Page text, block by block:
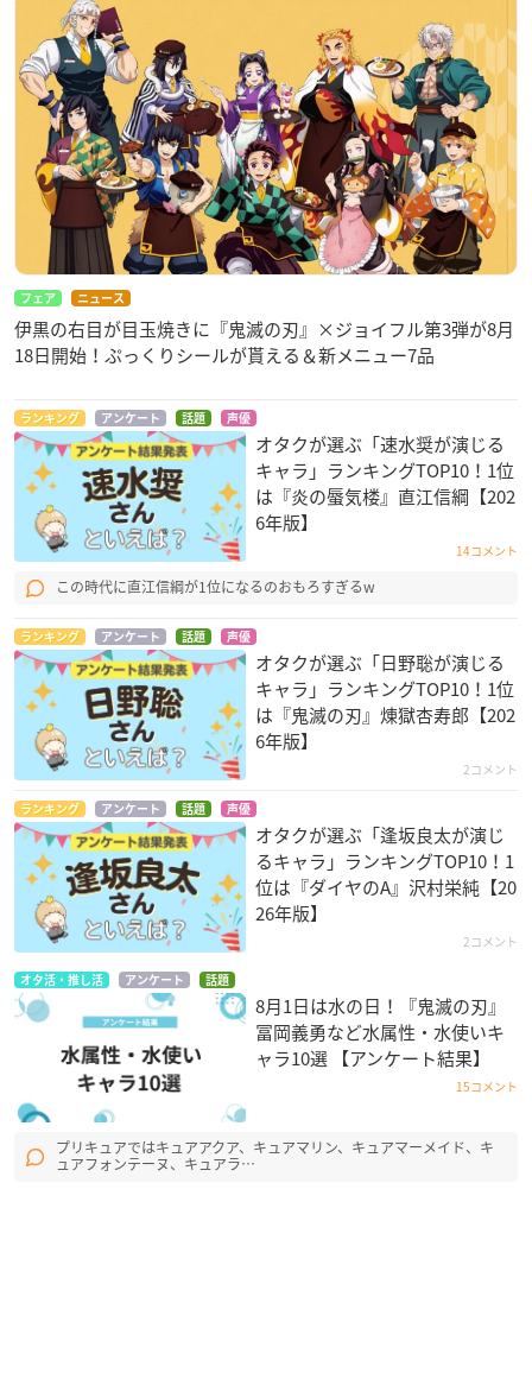
フェア ニュース
伊黒の右目が目玉焼きに『鬼滅の刃』×ジョイフル第3弾が8月
18日開始！ぷっくりシールが貰える＆新メニュー7品
ランキング アンケート 話題 声優
オタクが選ぶ「速水奨が演じる
キャラ」ランキングTOP10！1位
は『炎の蜃気楼』直江信綱【202
6年版】
14コメント
この時代に直江信綱が1位になるのおもろすぎるw
ランキング アンケート 話題 声優
オタクが選ぶ「日野聡が演じる
キャラ」ランキングTOP10！1位
は『鬼滅の刃』煉󠄁獄杏寿郎【202
6年版】
2コメント
ランキング アンケート 話題 声優
オタクが選ぶ「逢坂良太が演じ
るキャラ」ランキングTOP10！1
位は『ダイヤのA』沢村栄純【20
26年版】
2コメント
オタ活・推し活 アンケート 話題
8月1日は水の日！『鬼滅の刃』
冨岡義勇など水属性・水使いキ
ャラ10選 【アンケート結果】
15コメント
プリキュアではキュアアクア、キュアマリン、キュアマーメイド、キ
ュアフォンテーヌ、キュアラ…